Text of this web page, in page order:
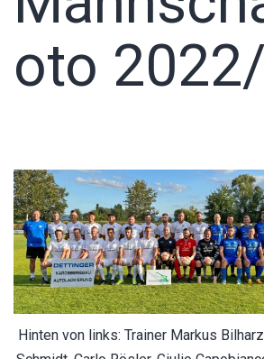
oto
Hinten von links: Trainer Markus